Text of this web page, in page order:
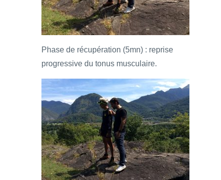
Phase de récupération (5mn) : reprise
progressive du tonus musculaire.